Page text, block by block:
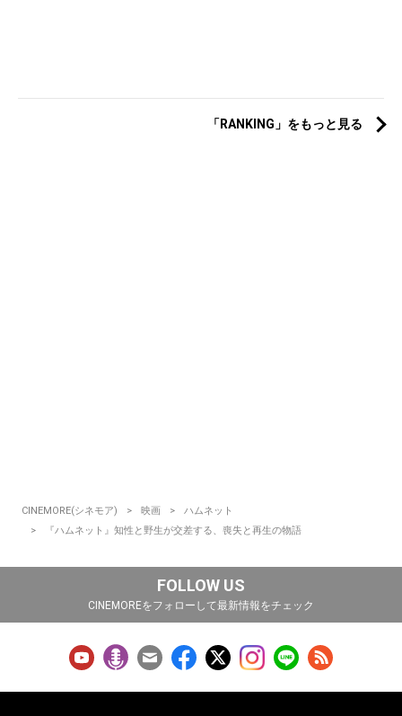
「RANKING」をもっと見る
CINEMORE(シネモア) 映画
ハムネット
『ハムネット』知性と野生が交差する、喪失と再生の物語
FOLLOW US
CINEMOREをフォローして最新情報をチェック